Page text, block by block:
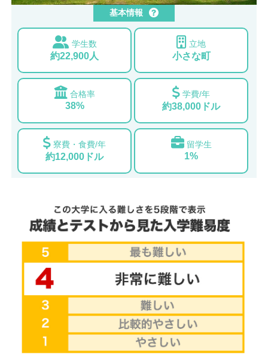
基本情報
学生数
約22,900人
立地
小さな町
合格率
38%
学費/年
約38,000ドル
寮費・食費/年
約12,000ドル
留学生
1%